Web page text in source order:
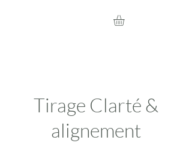
Tirage Clarté &
alignement